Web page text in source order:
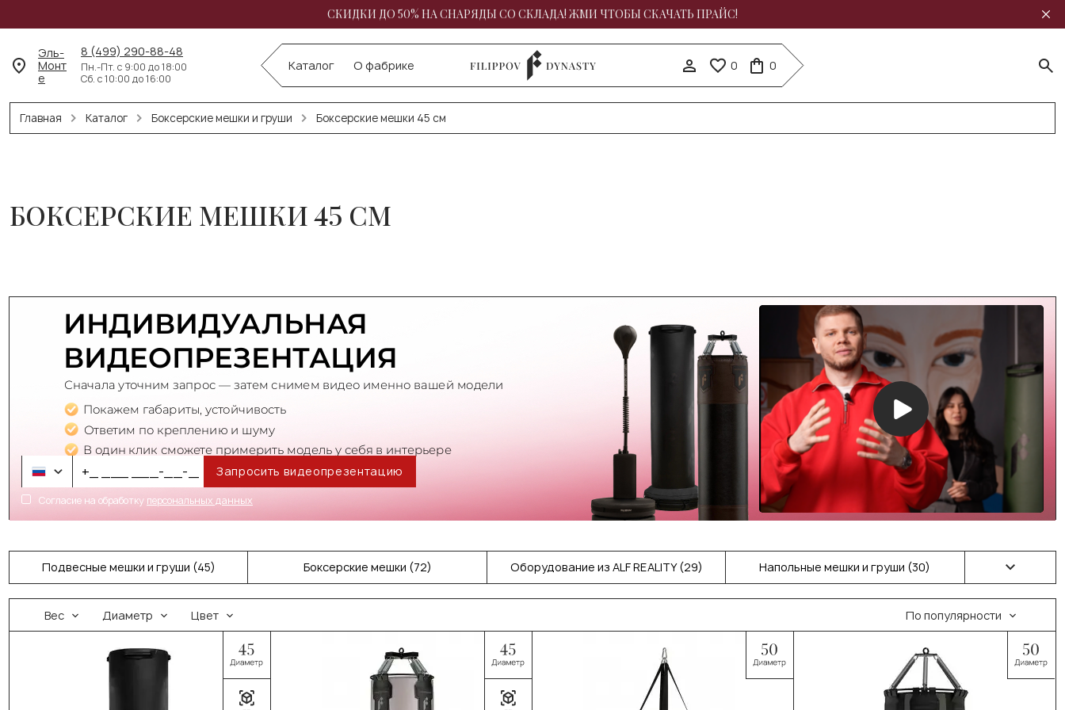
СКИДКИ ДО 50% НА СНАРЯДЫ СО СКЛАДА! ЖМИ ЧТОБЫ СКАЧАТЬ ПРАЙС!
Эль-
Монт
е
8 (499) 290-88-48
Пн.-Пт. с 9:00 до 18:00
Сб. с 10:00 до 16:00
Каталог О фабрике 0 0
Главная Каталог Боксерские мешки и груши Боксерские мешки 45 см
БОКСЕРСКИЕ МЕШКИ 45 СМ
Запросить видеопрезентацию
Согласие на обработку персональных данных
Подвесные мешки и груши (45) Боксерские мешки (72) Оборудование из ALF REALITY (29) Напольные мешки и груши (30)
Реактивные груши (8) Уличные мешки и груши (8) Гелевые мешки и груши (4) Водоналивные мешки и груши (2)
Груши под растяжки (4) Пневмогруши (5) Подвесные мешки-манекены (7) Спарринг-партнер (13)
Мешки и груши для дома (68) Боксерские мешки и груши ELITE (10)
Боксерские мешки и груши
Кожаные боксерские мешки и
Классические боксерские
Набивные мешки и груши
(текстильный лоскут) (36)
Детские боксерские мешки и
Большие боксерские груши (15)
Вес Диаметр Цвет По популярности